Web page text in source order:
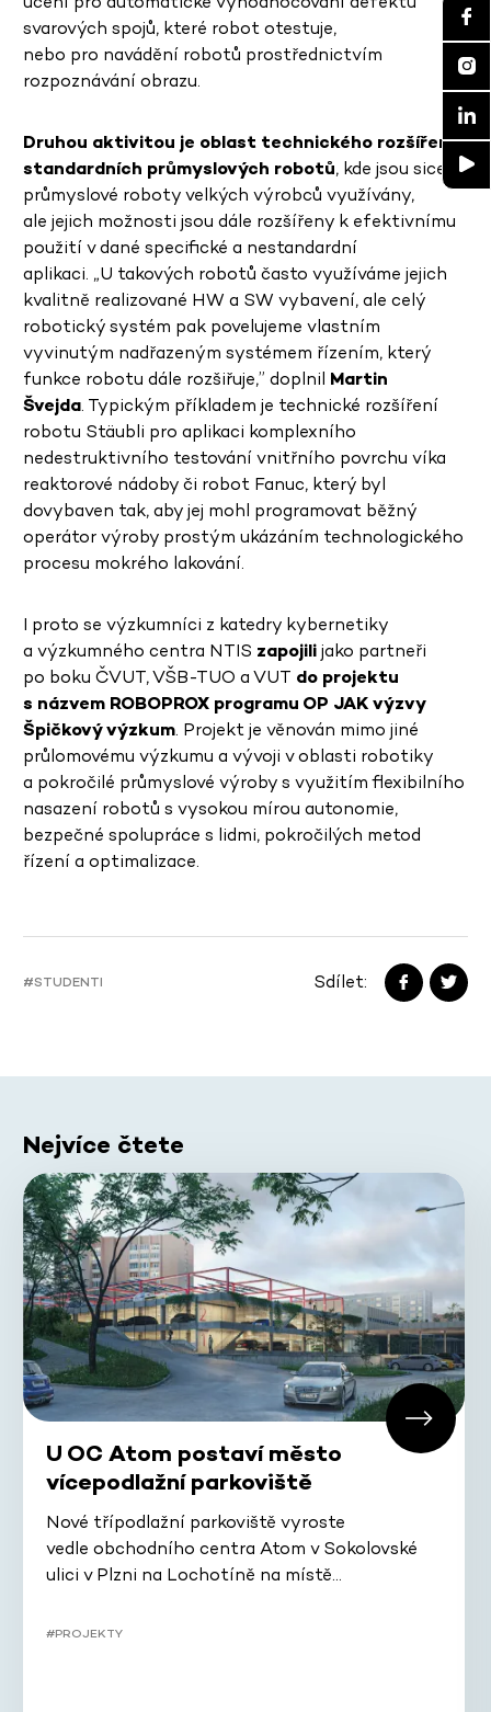
svarových spojů, které robot otestuje,
nebo pro navádění robotů prostřednictvím
rozpoznávání obrazu.
Druhou aktivitou je oblast technického rozšíření
standardních průmyslových robotů, kde jsou sice
průmyslové roboty velkých výrobců využívány,
ale jejich možnosti jsou dále rozšířeny k efektivnímu
použití v dané specifické a nestandardní
aplikaci. „U takových robotů často využíváme jejich
kvalitně realizované HW a SW vybavení, ale celý
robotický systém pak povelujeme vlastním
vyvinutým nadřazeným systémem řízením, který
funkce robotu dále rozšiřuje,” doplnil Martin
Švejda. Typickým příkladem je technické rozšíření
robotu Stäubli pro aplikaci komplexního
nedestruktivního testování vnitřního povrchu víka
reaktorové nádoby či robot Fanuc, který byl
dovybaven tak, aby jej mohl programovat běžný
operátor výroby prostým ukázáním technologického
procesu mokrého lakování.
I proto se výzkumníci z katedry kybernetiky
a výzkumného centra NTIS zapojilijako partneři
po boku ČVUT, VŠB-TUO a VUT do projektu
s názvem ROBOPROX programu OP JAK výzvy
Špičkový výzkum. Projekt je věnován mimo jiné
průlomovému výzkumu a vývoji v oblasti robotiky
a pokročilé průmyslové výroby s využitím flexibilního
nasazení robotů s vysokou mírou autonomie,
bezpečné spolupráce s lidmi, pokročilých metod
řízení a optimalizace.
#STUDENTI Sdílet:
Nejvíce čtete
U OC Atom postaví město
vícepodlažní parkoviště
Nové třípodlažní parkoviště vyroste
vedle obchodního centra Atom v Sokolovské
ulici v Plzni na Lochotíně na místě…
#PROJEKTY